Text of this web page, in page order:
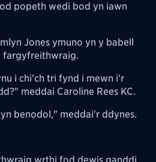
popeth wedi bod yn iawn
Jones ymuno yn y babell
fargyfreithwraig.
i chi'ch tri fynd i mewn i'r
meddai Caroline Rees KC.
benodol," meddai'r ddynes.